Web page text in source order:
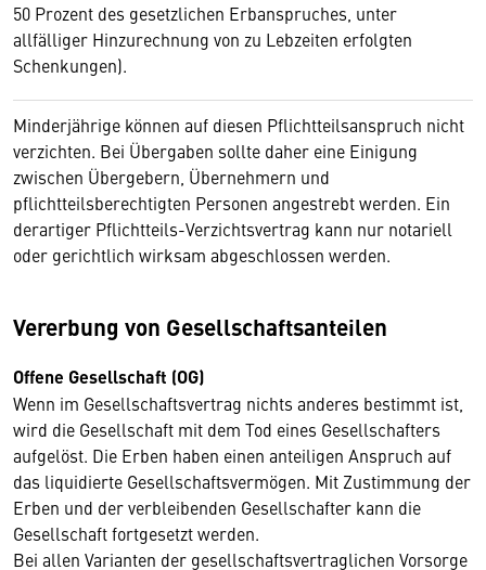
50 Prozent des gesetzlichen Erbanspruches, unter
allfälliger Hinzurechnung von zu Lebzeiten erfolgten
Schenkungen).
Minderjährige können auf diesen Pflichtteilsanspruch nicht
verzichten. Bei Übergaben sollte daher eine Einigung
zwischen Übergebern, Übernehmern und
pflichtteilsberechtigten Personen angestrebt werden. Ein
derartiger Pflichtteils-Verzichtsvertrag kann nur notariell
oder gerichtlich wirksam abgeschlossen werden.
Vererbung von Gesellschaftsanteilen
Offene Gesellschaft (OG)
Wenn im Gesellschaftsvertrag nichts anderes bestimmt ist,
wird die Gesellschaft mit dem Tod eines Gesellschafters
aufgelöst. Die Erben haben einen anteiligen Anspruch auf
das liquidierte Gesellschaftsvermögen. Mit Zustimmung der
Erben und der verbleibenden Gesellschafter kann die
Gesellschaft fortgesetzt werden.
Bei allen Varianten der gesellschaftsvertraglichen Vorsorge